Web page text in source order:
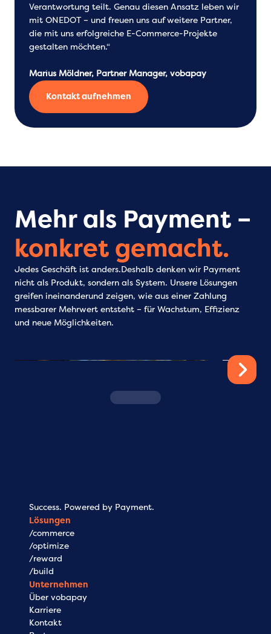
Verantwortung teilt. Genau diesen Ansatz leben wir
mit ONEDOT – und freuen uns auf weitere Partner,
die mit uns erfolgreiche E-Commerce-Projekte
gestalten möchten.“
Marius Möldner, Partner Manager, vobapay
Kontakt aufnehmen
Mehr als Payment –
konkret gemacht.
Jedes Geschäft ist anders.Deshalb denken wir Payment
nicht als Produkt, sondern als System. Unsere Lösungen
greifen ineinanderund zeigen, wie aus einer Zahlung
messbarer Mehrwert entsteht – für Wachstum, Effizienz
und neue Möglichkeiten.
commerce
Damit Ihre Kunden gerne zahlen.
/
Success. Powered by Payment.
Lösungen
/commerce
/optimize
/reward
/build
Unternehmen
Über vobapay
Karriere
Kontakt